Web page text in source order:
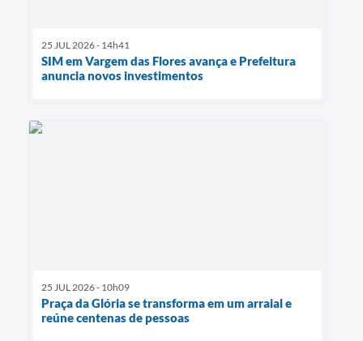
25 JUL 2026 - 14h41
SIM em Vargem das Flores avança e Prefeitura
anuncia novos investimentos
25 JUL 2026 - 10h09
Praça da Glória se transforma em um arraial e
reúne centenas de pessoas